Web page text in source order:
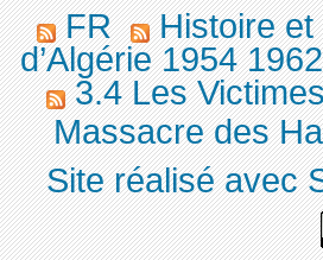
FR
Histoire
d’Algérie 1954
3.4 Les
Massacre des
Site réalisé avec